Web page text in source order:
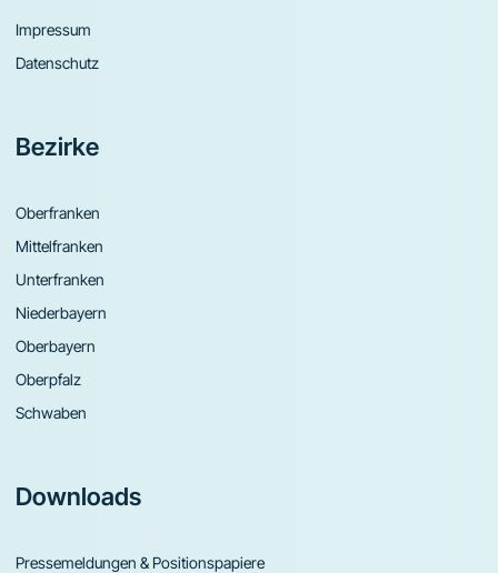
Impressum
Datenschutz
Bezirke
Oberfranken
Mittelfranken
Unterfranken
Niederbayern
Oberbayern
Oberpfalz
Schwaben
Downloads
Pressemeldungen & Positionspapiere